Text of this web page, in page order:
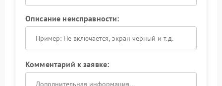
Описание неисправности:
Комментарий к заявке: